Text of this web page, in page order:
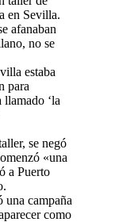
en Sevilla.
afanaban
no se
estaba
para
llamado ‘la
se negó
«una
a Puerto
una campaña
como